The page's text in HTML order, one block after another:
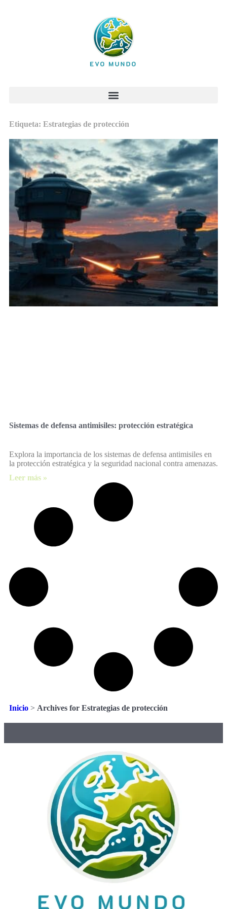
Etiqueta: Estrategias de protección
Sistemas de defensa antimisiles: protección estratégica
Explora la importancia de los sistemas de defensa antimisiles en
la protección estratégica y la seguridad nacional contra amenazas.
Leer más »
Inicio > Archives for Estrategias de protección